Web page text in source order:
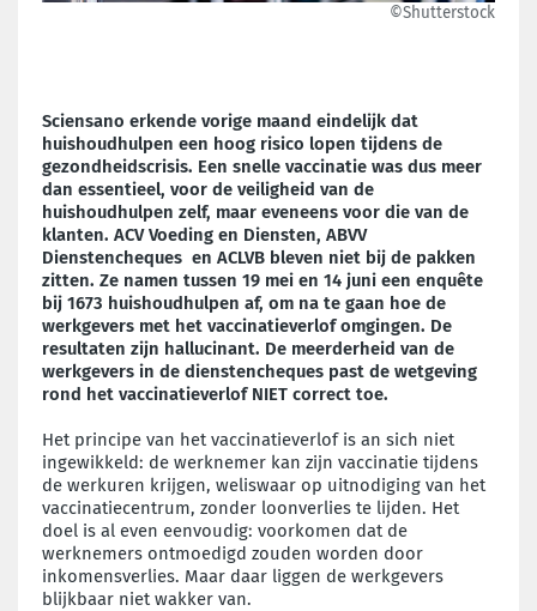
©Shutterstock
Sciensano erkende vorige maand eindelijk dat
huishoudhulpen een hoog risico lopen tijdens de
gezondheidscrisis. Een snelle vaccinatie was dus meer
dan essentieel, voor de veiligheid van de
huishoudhulpen zelf, maar eveneens voor die van de
klanten. ACV Voeding en Diensten, ABVV
Dienstencheques en ACLVB bleven niet bij de pakken
zitten. Ze namen tussen 19 mei en 14 juni een enquête
bij 1673 huishoudhulpen af, om na te gaan hoe de
werkgevers met het vaccinatieverlof omgingen. De
resultaten zijn hallucinant. De meerderheid van de
werkgevers in de dienstencheques past de wetgeving
rond het vaccinatieverlof NIET correct toe.
Het principe van het vaccinatieverlof is an sich niet
ingewikkeld: de werknemer kan zijn vaccinatie tijdens
de werkuren krijgen, weliswaar op uitnodiging van het
vaccinatiecentrum, zonder loonverlies te lijden. Het
doel is al even eenvoudig: voorkomen dat de
werknemers ontmoedigd zouden worden door
inkomensverlies. Maar daar liggen de werkgevers
blijkbaar niet wakker van.